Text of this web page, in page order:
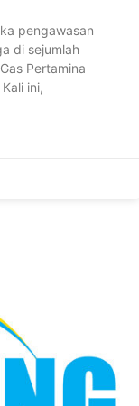
pengawasan
di sejumlah
Pertamina
ini,